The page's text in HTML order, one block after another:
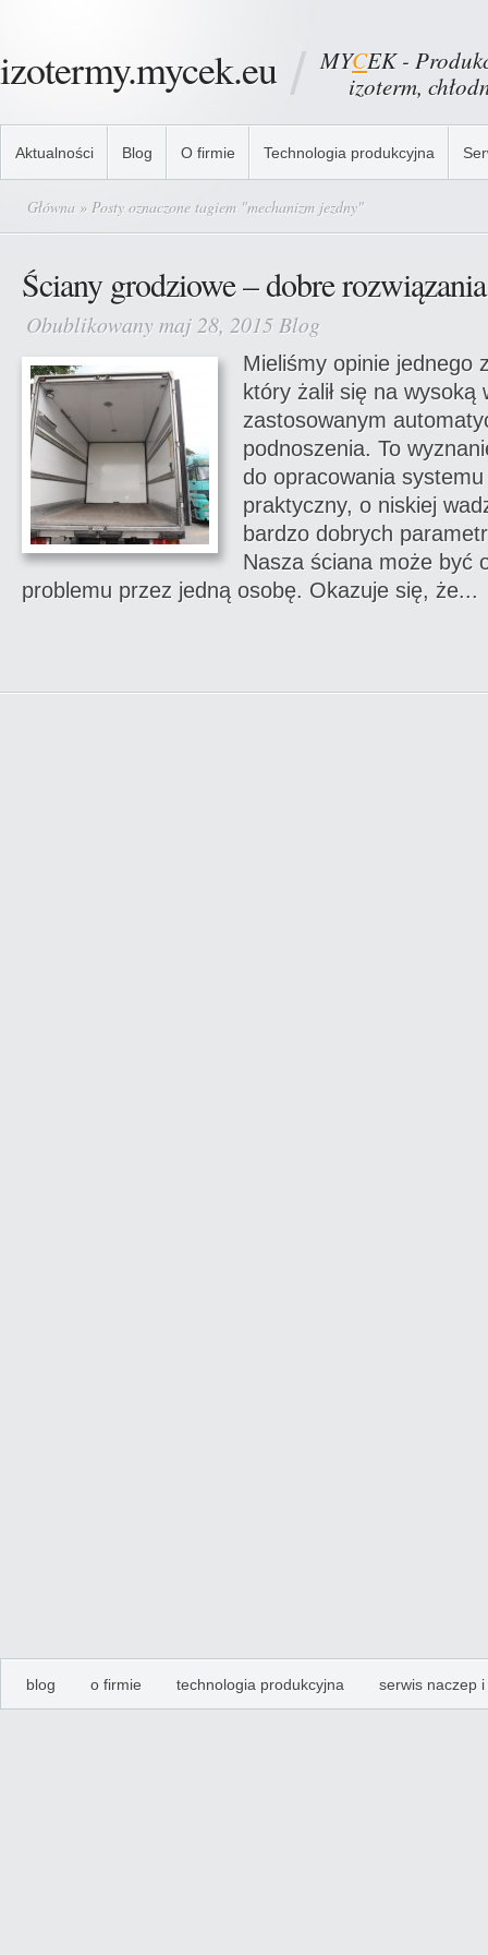
izotermy.mycek.eu MYCEK -
izoterm,
Aktualności Blog O firmie Technologia produkcyjna
Główna » Posty oznaczone tagiem "mechanizm jezdny"
Ściany grodziowe – dobre
Obublikowany maj 28, 2015 Blog
Mieliśmy opinie jednego
który żalił się na wysoką
zastosowanym
podnoszenia. To
do opracowania
praktyczny, o niskiej
bardzo dobrych
Nasza ściana może być
problemu przez jedną osobę. Okazuje się, że...
blog o firmie technologia produkcyjna serwis naczep